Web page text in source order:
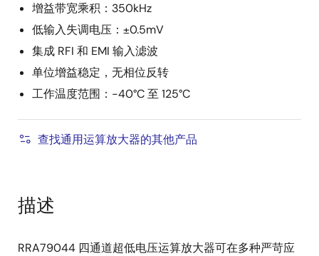
增益带宽乘积：350kHz
低输入失调电压：±0.5mV
集成 RFI 和 EMI 输入滤波
单位增益稳定，无相位反转
工作温度范围：-40°C 至 125°C
查找通用运算放大器的其他产品
描述
RRA79044 四通道超低电压运算放大器可在多种严苛应